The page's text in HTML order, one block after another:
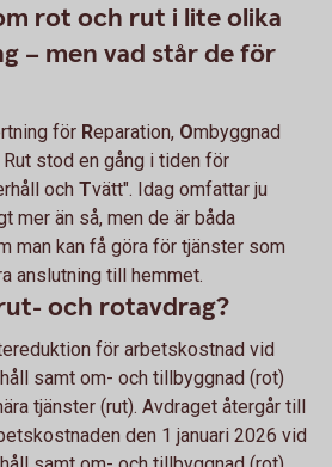
rot och rut i lite olika
– men vad står de för
för Reparation, Ombyggnad
stod en gång i tiden för
och Tvätt". Idag omfattar ju
mer än så, men de är båda
man kan få göra för tjänster som
anslutning till hemmet.
och rotavdrag?
för arbetskostnad vid
samt om- och tillbyggnad (rot)
tjänster (rut). Avdraget återgår till
den 1 januari 2026 vid